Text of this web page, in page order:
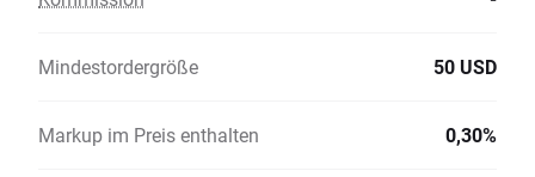
Mindestordergröße 50 USD
Markup im Preis enthalten 0,30%